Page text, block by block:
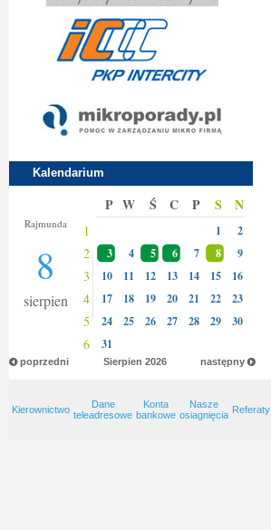
Kalendarium
Rajmunda
8
sierpien
P W Ś C P S N
1 1 2
2 3 4 5 6 7 8 9
3 10 11 12 13 14 15 16
4 17 18 19 20 21 22 23
5 24 25 26 27 28 29 30
6 31
poprzedni następny
Sierpien 2026
Kierownictwo
Dane
teleadresowe
Konta
bankowe
Nasze
osiagnięcia Referaty